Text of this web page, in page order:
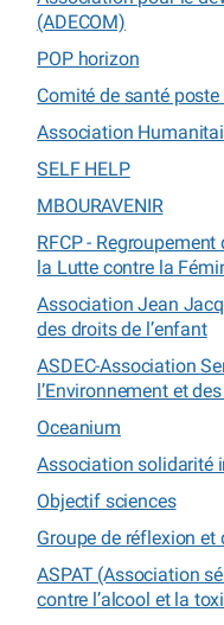
(ADECOM)
POP horizon
Comité de santé
Association
SELF HELP
MBOURAVENIR
RFCP -
la Lutte contre la
Association Jean
des droits de l’enfant
ASDEC-Association
l’Environnement et
Oceanium
Association solidarité
Objectif sciences
Groupe de réflexion et
ASPAT (Association
contre l’alcool et la